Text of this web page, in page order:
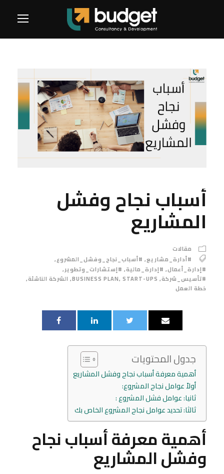
أسباب نجاح وفشل
المشاريع
مقالات
#أدارة_مشاريع, #أسباب_نجاح_وفشل_المشروع,
#إدارة_أعمال, #إدارة_مالية, #إستشارات_وتطوير,
#تأسيس_شركة,
BUSINESS PLAN, START-UPS
, الشركة الناشئة,
خطة العمل
جدول المحتويات
أهمية معرفة أسباب نجاح وفشل المشاريع
أولاً عوامل نجاح المشروع:
ثانيا: عوامل فشل المشروع :
ثالثا: تحديد عوامل نجاح المشروع الخاص بك
أهمية معرفة أسباب نجاح
وفشل المشاريع